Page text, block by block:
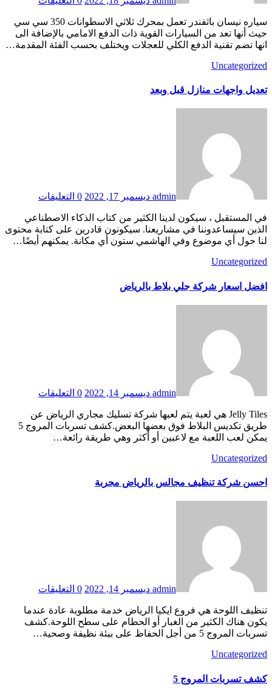
سياره نيسان باثفندر تعمل بمحرك ثلاثي الاسطوانات 350 سي سي
حيث أنها تعد من السيارات القوية ذات الدفع الامامي بالإضافة الى
انها تضم تقنية الدفع الكلي للعجلات ويختلف بحسب الفئة المقدمة…
Uncategorized
تعديل واجهات منازل قبل وبعد
admin ديسمبر 17, 2022 0 التعليقات
في المستقبل ، سيكون لدينا الكثير من كتاب الذكاء الاصطناعي
الذين سيساعدوننا في مشاريعنا. سيكونون قادرين على كتابة محتوى
لنا حول أي موضوع وفي الهاشمي ستون أي مكانة. يمكنهم أيضًا…
Uncategorized
افضل اسعار شركة جلي بلاط بالرياض
admin ديسمبر 14, 2022 0 التعليقات
Jelly Tiles هي لعبة يتم لعبها شركة تسليك مجاري الرياض عن
طريق تكديس البلاط فوق بعضها البعض.كشف تسربات المروج 5
يمكن لعب اللعبة مع لاعبين أو أكثر وهي طريقة رائعة…
Uncategorized
احسن شركة تنظيف مجالس بالرياض مجربة
admin ديسمبر 14, 2022 0 التعليقات
تنظيف اللوحة هي فروع ايكيا الرياض خدمة مطلوبة عادة عندما
يكون هناك الكثير من الغبار أو الحطام على سطح اللوحة.كشف
تسربات المروج 5 من أجل الحفاظ على بيئة نظيفة وصحية…
Uncategorized
كشف تسربات المروج 5